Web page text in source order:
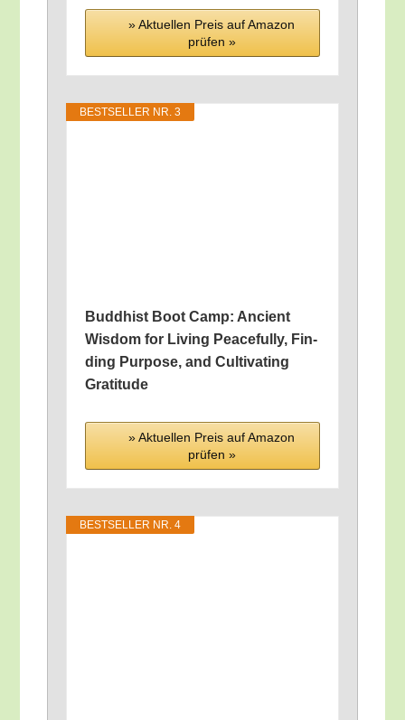
» Aktu­el­len Preis auf Ama­zon
prü­fen »
BEST­SEL­LER NR. 3
Bud­dhist Boot Camp: Anci­ent
Wis­dom for Living Peaceful­ly, Fin­
ding Pur­po­se, and Cul­ti­vat­ing
Gratitude
» Aktu­el­len Preis auf Ama­zon
prü­fen »
BEST­SEL­LER NR. 4